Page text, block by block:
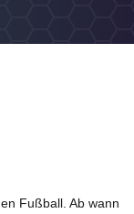
Fußball. Ab wann